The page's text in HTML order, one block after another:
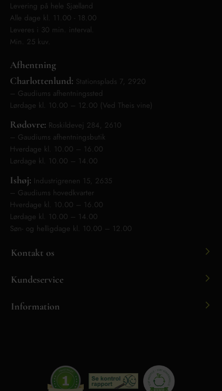
Levering på hele Sjælland
Alle dage kl. 11.00 - 18.00
Leveres i 30 min. interval.
Min. 25 kuv.
Afhentning
Charlottenlund: Stationsplads 7, 2920
– Gaudiums afhentningssted
Lørdage kl. 10.00 – 12.00 (Ved Theis vine)
Rødovre: Roskildevej 284, 2610
– Gaudiums afhentningsbutik
Hverdage kl. 10.00 – 16.00
Lørdage kl. 10.00 – 14.00
Ishøj: Industrigrenen 15, 2635
– Gaudiums hovedkvarter
Hverdage kl. 10.00 – 16.00
Lørdage kl. 10.00 – 14.00
Søn- og helligdage kl. 10.00 – 12.00
Kontakt os
Kundeservice
Information